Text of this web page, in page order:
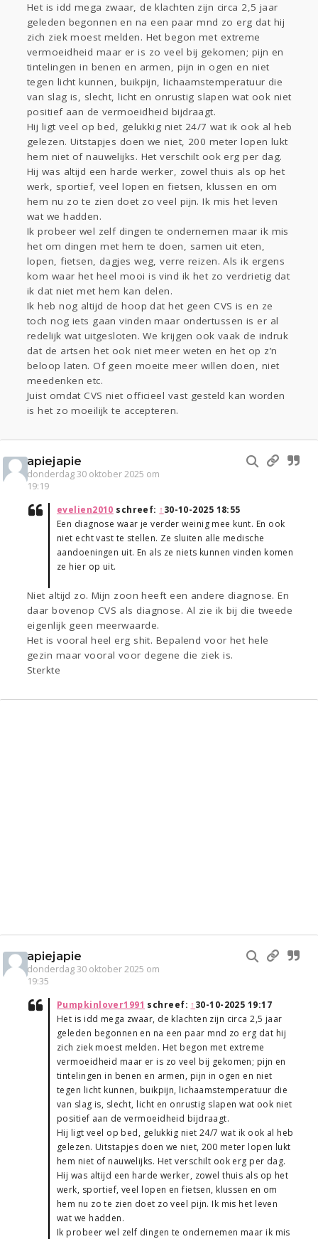
Het is idd mega zwaar, de klachten zijn circa 2,5 jaar
geleden begonnen en na een paar mnd zo erg dat hij
zich ziek moest melden. Het begon met extreme
vermoeidheid maar er is zo veel bij gekomen; pijn en
tintelingen in benen en armen, pijn in ogen en niet
tegen licht kunnen, buikpijn, lichaamstemperatuur die
van slag is, slecht, licht en onrustig slapen wat ook niet
positief aan de vermoeidheid bijdraagt.
Hij ligt veel op bed, gelukkig niet 24/7 wat ik ook al heb
gelezen. Uitstapjes doen we niet, 200 meter lopen lukt
hem niet of nauwelijks. Het verschilt ook erg per dag.
Hij was altijd een harde werker, zowel thuis als op het
werk, sportief, veel lopen en fietsen, klussen en om
hem nu zo te zien doet zo veel pijn. Ik mis het leven
wat we hadden.
Ik probeer wel zelf dingen te ondernemen maar ik mis
het om dingen met hem te doen, samen uit eten,
lopen, fietsen, dagjes weg, verre reizen. Als ik ergens
kom waar het heel mooi is vind ik het zo verdrietig dat
ik dat niet met hem kan delen.
Ik heb nog altijd de hoop dat het geen CVS is en ze
toch nog iets gaan vinden maar ondertussen is er al
redelijk wat uitgesloten. We krijgen ook vaak de indruk
dat de artsen het ook niet meer weten en het op z’n
beloop laten. Of geen moeite meer willen doen, niet
meedenken etc.
Juist omdat CVS niet officieel vast gesteld kan worden
is het zo moeilijk te accepteren.
apiejapie
donderdag 30 oktober 2025 om
19:19
evelien2010 schreef: ↑30-10-2025 18:55
Een diagnose waar je verder weinig mee kunt. En ook
niet echt vast te stellen. Ze sluiten alle medische
aandoeningen uit. En als ze niets kunnen vinden komen
ze hier op uit.
Niet altijd zo. Mijn zoon heeft een andere diagnose. En
daar bovenop CVS als diagnose. Al zie ik bij die tweede
eigenlijk geen meerwaarde.
Het is vooral heel erg shit. Bepalend voor het hele
gezin maar vooral voor degene die ziek is.
Sterkte
apiejapie
donderdag 30 oktober 2025 om
19:35
Pumpkinlover1991 schreef: ↑30-10-2025 19:17
Het is idd mega zwaar, de klachten zijn circa 2,5 jaar
geleden begonnen en na een paar mnd zo erg dat hij
zich ziek moest melden. Het begon met extreme
vermoeidheid maar er is zo veel bij gekomen; pijn en
tintelingen in benen en armen, pijn in ogen en niet
tegen licht kunnen, buikpijn, lichaamstemperatuur die
van slag is, slecht, licht en onrustig slapen wat ook niet
positief aan de vermoeidheid bijdraagt.
Hij ligt veel op bed, gelukkig niet 24/7 wat ik ook al heb
gelezen. Uitstapjes doen we niet, 200 meter lopen lukt
hem niet of nauwelijks. Het verschilt ook erg per dag.
Hij was altijd een harde werker, zowel thuis als op het
werk, sportief, veel lopen en fietsen, klussen en om
hem nu zo te zien doet zo veel pijn. Ik mis het leven
wat we hadden.
Ik probeer wel zelf dingen te ondernemen maar ik mis